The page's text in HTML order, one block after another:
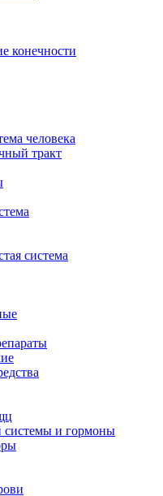
конечности
человека
тракт
система
системы и гормоны